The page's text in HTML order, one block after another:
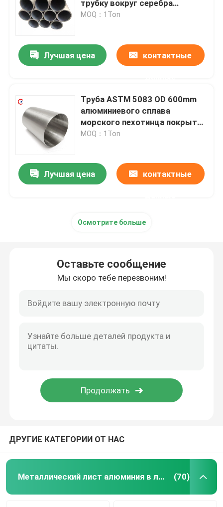
Алюминиевый сваривая провод
Крен алюминиевой фольги
Катушка из оцинкованной стали
Лезвия ножниц металла
трубку вокруг серебра
природы
MOQ：1Ton
Лучшая цена контактные
Труба ASTM 5083 OD 600mm
алюминиевого сплава
морского пехотинца покрытия
порошка
MOQ：1Ton
Лучшая цена контактные
Осмотрите больше
Оставьте сообщение
Мы скоро тебе перезвоним!
ДРУГИЕ КАТЕГОРИИ ОТ НАС
Металлический лист алюминия в листах (70)